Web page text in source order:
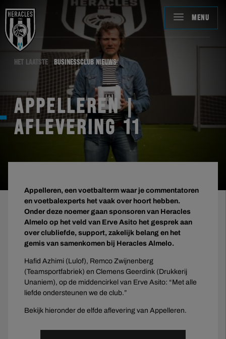
MENU
HET LAATSTE BUSINESSCLUB NIEUWS
APPELLEREN |
AFLEVERING 11
Appelleren, een voetbalterm waar je commentatoren
en voetbalexperts het vaak over hoort hebben.
Onder deze noemer gaan sponsoren van Heracles
Almelo op het veld van Erve Asito het gesprek aan
over clubliefde, support, zakelijk belang en het
gemis van samenkomen bij Heracles Almelo.
Hafid Azhimi (Lulof), Remco Zwijnenberg
(Teamsportfabriek) en Clemens Geerdink (Drukkerij
Unaniem), op de middencirkel van Erve Asito: “Met alle
liefde ondersteunen we de club.”
Bekijk hieronder de elfde aflevering van Appelleren.